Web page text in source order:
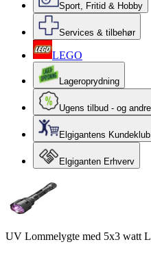
Sport, Fritid & Hobby
Services & tilbehør
LEGO
Lageroprydning
Ugens tilbud - og
Elgigantens Kundeklub
Elgiganten Erhverv
UV Lommelygte med 5x3 watt